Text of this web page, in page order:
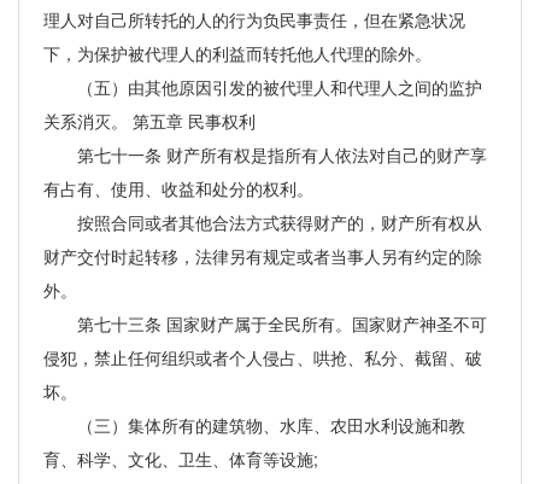
理人对自己所转托的人的行为负民事责任，但在紧急状况
下，为保护被代理人的利益而转托他人代理的除外。
（五）由其他原因引发的被代理人和代理人之间的监护
关系消灭。 第五章 民事权利
第七十一条 财产所有权是指所有人依法对自己的财产享
有占有、使用、收益和处分的权利。
按照合同或者其他合法方式获得财产的，财产所有权从
财产交付时起转移，法律另有规定或者当事人另有约定的除
外。
第七十三条 国家财产属于全民所有。国家财产神圣不可
侵犯，禁止任何组织或者个人侵占、哄抢、私分、截留、破
坏。
（三）集体所有的建筑物、水库、农田水利设施和教
育、科学、文化、卫生、体育等设施;